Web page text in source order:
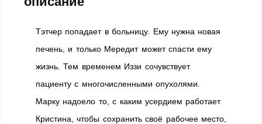
Тэтчер попадает в больницу. Ему нужна новая
печень, и только Мередит может спасти ему
жизнь. Тем временем Иззи сочувствует
пациенту с многочисленными опухолями.
Марку надоело то, с каким усердием работает
Кристина, чтобы сохранить своё рабочее место,